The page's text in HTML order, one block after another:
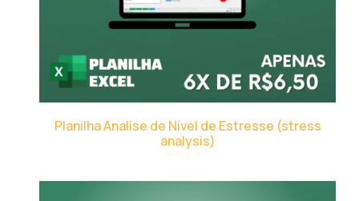
Planilha Analise de Nível de Estresse (stress
analysis)